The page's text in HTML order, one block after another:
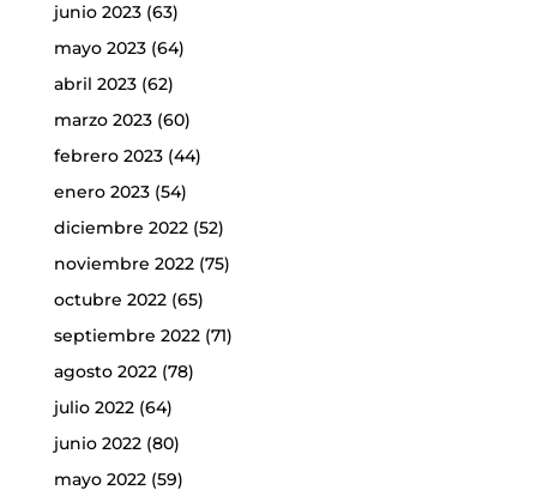
junio 2023(63)
mayo 2023(64)
abril 2023(62)
marzo 2023(60)
febrero 2023(44)
enero 2023(54)
diciembre 2022(52)
noviembre 2022(75)
octubre 2022(65)
septiembre 2022(71)
agosto 2022(78)
julio 2022(64)
junio 2022(80)
mayo 2022(59)